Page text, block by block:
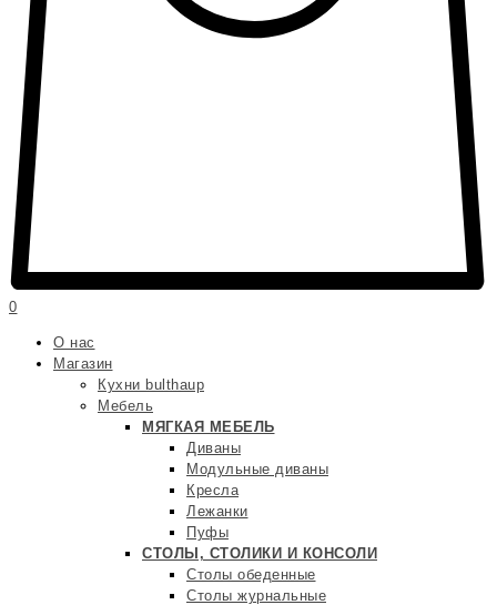
0
О нас
Магазин
Кухни bulthaup
Мебель
МЯГКАЯ МЕБЕЛЬ
Диваны
Модульные диваны
Кресла
Лежанки
Пуфы
СТОЛЫ, СТОЛИКИ И КОНСОЛИ
Столы обеденные
Столы журнальные